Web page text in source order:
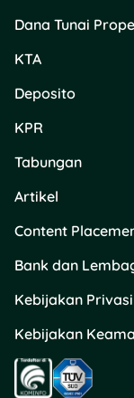
Dana Tunai
KTA
Deposito
KPR
Tabungan
Artikel
Content
Bank dan
Kebijakan Privasi
Kebijakan